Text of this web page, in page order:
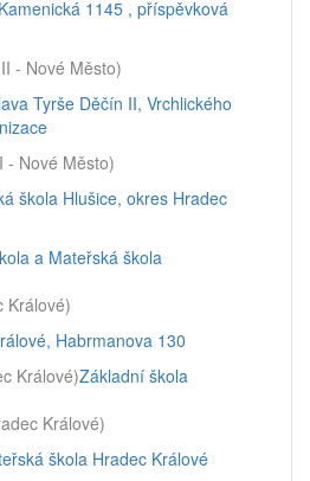
1145 , příspěvková
- Nové Město)
Tyrše Děčín II, Vrchlického
- Nové Město)
škola Hlušice, okres Hradec
a Mateřská škola
Králové)
Habrmanova 130
Králové)Základní škola
Králové)
škola Hradec Králové